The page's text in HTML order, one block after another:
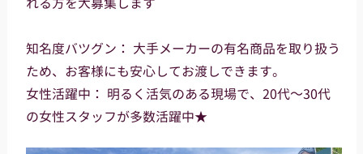
知名度バツグン： 大手メーカーの有名商品を取り扱う
ため、お客様にも安心してお渡しできます。
女性活躍中： 明るく活気のある現場で、20代～30代
の女性スタッフが多数活躍中★